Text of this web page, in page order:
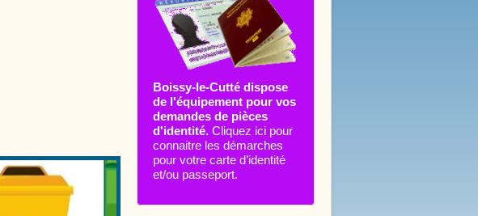
Boissy-le-Cutté dispose
de l'équipement pour vos
demandes de pièces
d'identité. Cliquez ici pour
connaitre les démarches
pour votre carte d’identité
et/ou passeport.